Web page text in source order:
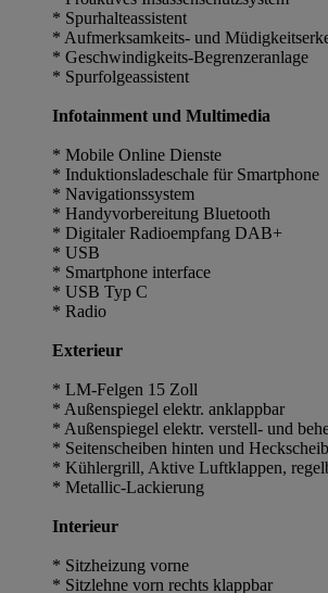
* Spurhalteassistent
* Aufmerksamkeits- und
* Geschwindigkeits-Begrenzeranlage
* Spurfolgeassistent
Infotainment und Multimedia
* Mobile Online Dienste
* Induktionsladeschale für Smartphone
* Navigationssystem
* Handyvorbereitung Bluetooth
* Digitaler Radioempfang DAB+
* USB
* Smartphone interface
* USB Typ C
* Radio
Exterieur
* LM-Felgen 15 Zoll
* Außenspiegel elektr. anklappbar
* Außenspiegel elektr. verstell- und
* Seitenscheiben hinten und
* Kühlergrill, Aktive Luftklappen,
* Metallic-Lackierung
Interieur
* Sitzheizung vorne
* Sitzlehne vorn rechts klappbar